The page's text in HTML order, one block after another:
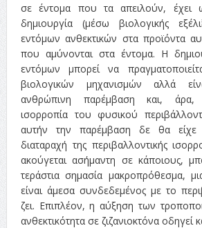
σε έντομα που τα απειλούν, έχει
δημιουργία (μέσω βιολογικής
εντόμων ανθεκτικών στα προϊόντα
που αμύνονται στα έντομα. Η
εντόμων μπορεί να
βιολογικών μηχανισμών αλλά
ανθρώπινη παρέμβαση και, άρα,
ισορροπία του φυσικού
αυτήν την παρέμβαση δε θα
διαταραχή της περιβαλλοντικής
ακούγεται ασήμαντη σε κάποιους,
τεράστια σημασία μακροπρόθεσμα,
είναι άμεσα συνδεδεμένος με το
ζει. Επιπλέον, η αύξηση των
ανθεκτικότητα σε ζιζανιοκτόνα οδηγεί